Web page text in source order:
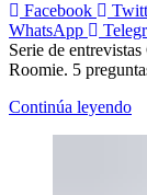
Facebook
WhatsApp
Serie de
Roomie. 5
Continúa leyendo